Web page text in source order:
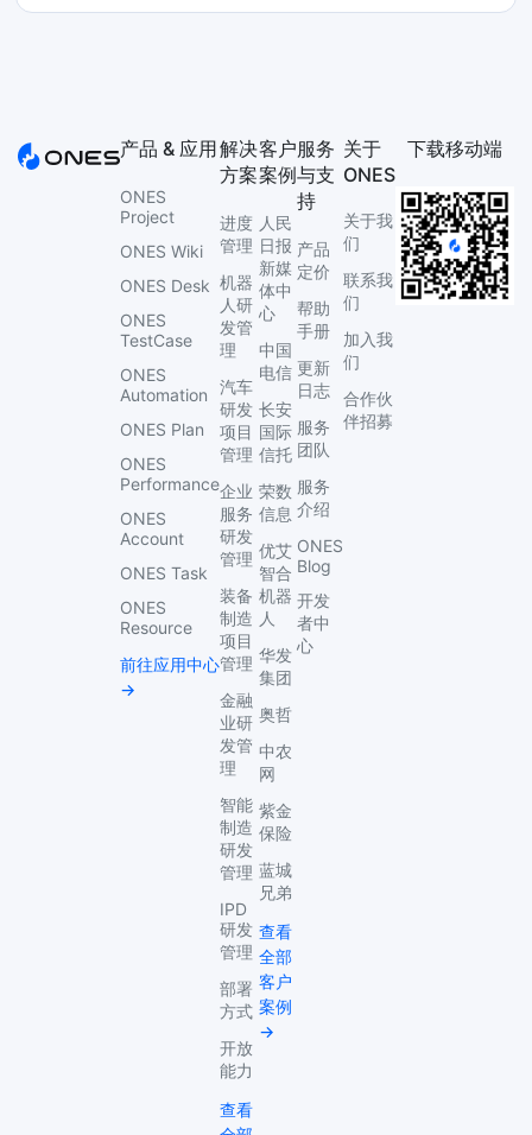
产品 & 应用
ONES
Project
ONES Wiki
ONES Desk
ONES
TestCase
ONES
Automation
ONES Plan
ONES
Performance
ONES
Account
ONES Task
ONES
Resource
前往应用中心
→
解决
方案
进度
管理
机器
人研
发管
理
汽车
研发
项目
管理
企业
服务
研发
管理
装备
制造
项目
管理
金融
业研
发管
理
智能
制造
研发
管理
IPD
研发
管理
部署
方式
开放
能力
查看
客户
案例
人民
日报
新媒
体中
心
中国
电信
长安
国际
信托
荣数
信息
优艾
智合
机器
人
华发
集团
奥哲
中农
网
紫金
保险
蓝城
兄弟
查看
全部
客户
案例
→
服务
与支
持
产品
定价
帮助
手册
更新
日志
服务
团队
服务
介绍
ONES
Blog
开发
者中
心
关于
ONES
关于我
们
联系我
们
加入我
们
合作伙
伴招募
下载移动端